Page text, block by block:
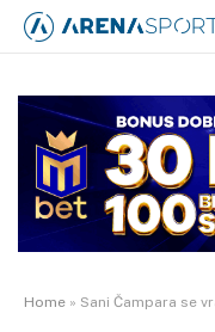
Home » Sani Čampara se